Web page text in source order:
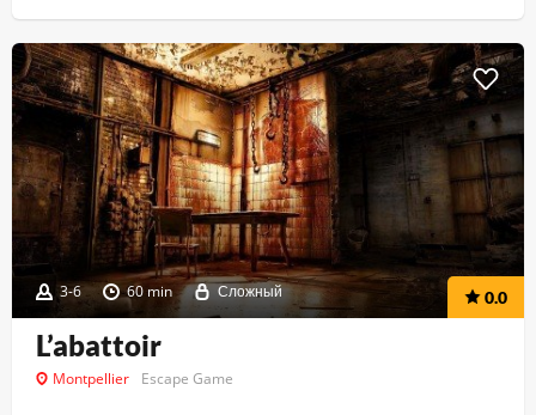
3-6 60 min Сложный 0.0
L’abattoir
Montpellier Escape Game